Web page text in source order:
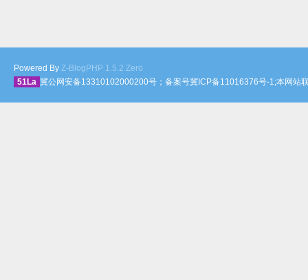
Powered By Z-BlogPHP 1.5.2 Zero
51La 冀公网安备13310102000200号；备案号冀ICP备11016376号-1;本网站